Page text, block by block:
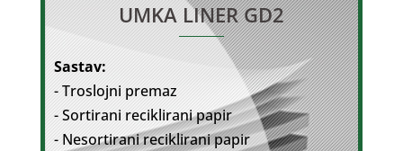
UMKA LINER GD2
Sastav:
- Troslojni premaz
- Sortirani reciklirani papir
- Nesortirani reciklirani papir